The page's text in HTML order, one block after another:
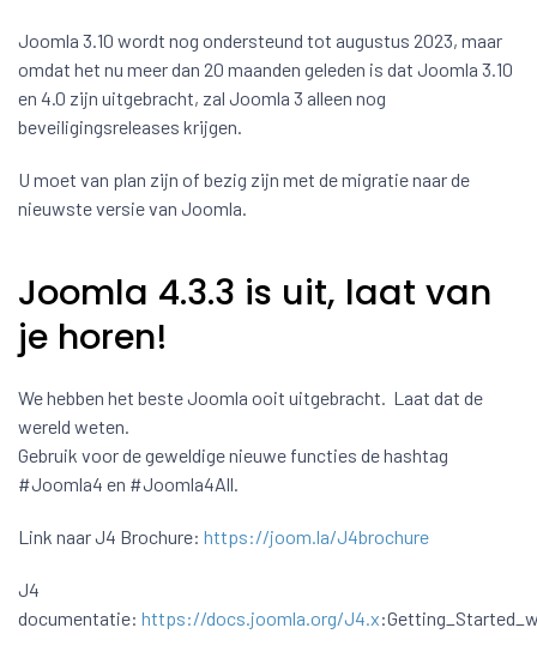
Joomla 3.10 wordt nog ondersteund tot augustus 2023, maar
omdat het nu meer dan 20 maanden geleden is dat Joomla 3.10
en 4.0 zijn uitgebracht, zal Joomla 3 alleen nog
beveiligingsreleases krijgen.
U moet van plan zijn of bezig zijn met de migratie naar de
nieuwste versie van Joomla.
Joomla 4.3.3 is uit, laat van
je horen!
We hebben het beste Joomla ooit uitgebracht. Laat dat de
wereld weten.
Gebruik voor de geweldige nieuwe functies de hashtag
#Joomla4 en #Joomla4All.
Link naar J4 Brochure: https://joom.la/J4brochure
J4
documentatie: https://docs.joomla.org/J4.x